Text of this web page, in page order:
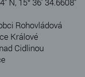
Rohovládová
Králové
Cidlinou